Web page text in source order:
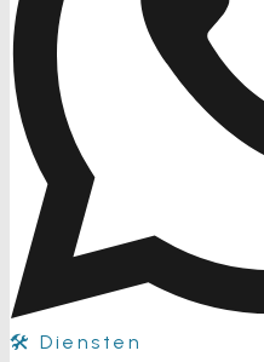
🛠️ Diensten